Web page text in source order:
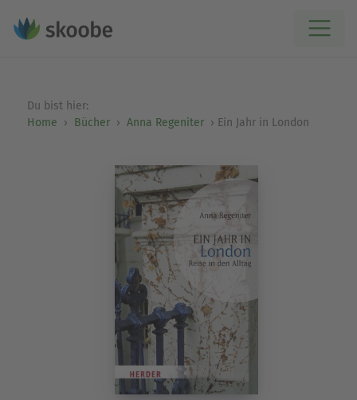
Du bist hier:
Home
Bücher Anna Regeniter Ein Jahr in London